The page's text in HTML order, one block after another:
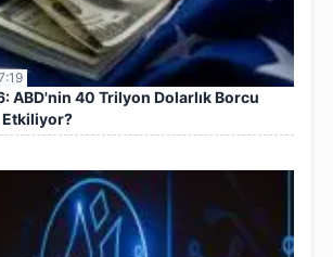
ABD'nin 40 Trilyon Dolarlık Borcu
Etkiliyor?